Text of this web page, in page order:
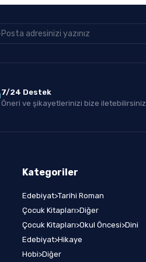
7/24 Destek
Öneri ve şikayetlerinizi bize iletebilirsiniz
Kategoriler
Edebiyat>Tarihi Roman
Çocuk Kitapları>Diğer
Çocuk Kitapları>Okul Öncesi>Dini
Edebiyat>Hikaye
Hobi>Diğer